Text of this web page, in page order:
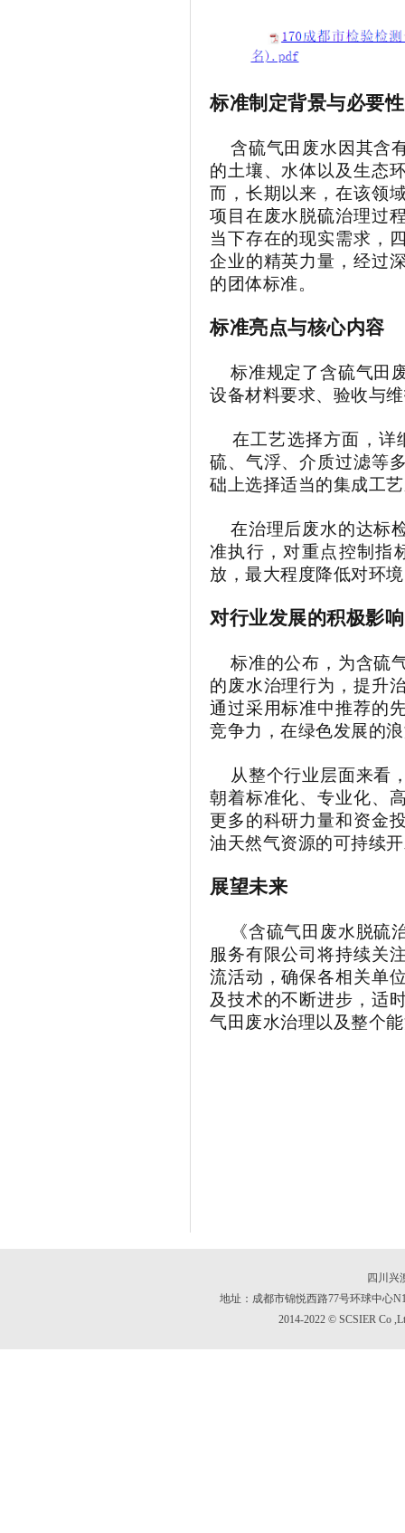
标准制定背景与必要性
含硫气田废水因其含
的土壤、水体以及生态
而，长期以来，在该领
项目在废水脱硫治理过
当下存在的现实需求，
企业的精英力量，经过
的团体标准。
标准亮点与核心内容
标准规定了含硫气田
设备材料要求、验收与
在工艺选择方面，详
硫、气浮、介质过滤等
础上选择适当的集成工
在治理后废水的达标
准执行，对重点控制指
放，最大程度降低对环
对行业发展的积极影响
标准的公布，为含硫
的废水治理行为，提升
通过采用标准中推荐的
竞争力，在绿色发展的
从整个行业层面来看
朝着标准化、专业化、
更多的科研力量和资金
油天然气资源的可持续
展望未来
《含硫气田废水脱硫
服务有限公司将持续关
流活动，确保各相关单
及技术的不断进步，适
气田废水治理以及整个
四川兴
地址：成都市锦悦西路77号环球中心
2014-2022 © SCSIER Co